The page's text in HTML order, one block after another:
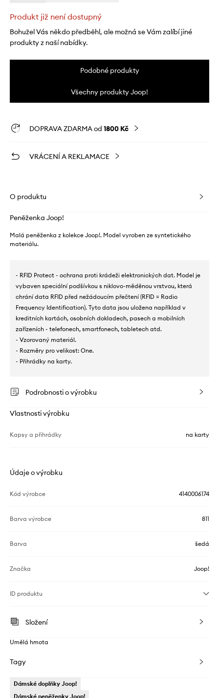
Produkt již není dostupný
Bohužel Vás někdo předběhl, ale možná se Vám zalíbí jiné
produkty z naší nabídky.
Podobné produkty
Všechny produkty Joop!
DOPRAVA ZDARMA od 1800 Kč
VRÁCENÍ A REKLAMACE
O produktu
Peněženka Joop!
Malá peněženka z kolekce Joop!. Model vyroben ze syntetického
materiálu.
- RFID Protect - ochrana proti krádeži elektronických dat. Model je
vybaven speciální podšívkou s niklovo-měděnou vrstvou, která
chrání data RFID před nežádoucím přečtení (RFID = Radio
Frequency Identification). Tyto data jsou uložena například v
kreditních kartách, osobních dokladech, pasech a mobilních
zařízeních - telefonech, smartfonech, tabletech atd.
- Vzorovaný materiál.
- Rozměry pro velikost: One.
- Přihrádky na karty.
Podrobnosti o výrobku
Vlastnosti výrobku
Kapsy a přihrádky na karty
Údaje o výrobku
Kód výrobce 4140006174
Barva výrobce 811
Barva šedá
Značka Joop!
ID produktu
Složení
Umělá hmota
Tagy
Dámské doplňky Joop!
Dámské peněženky Joop!